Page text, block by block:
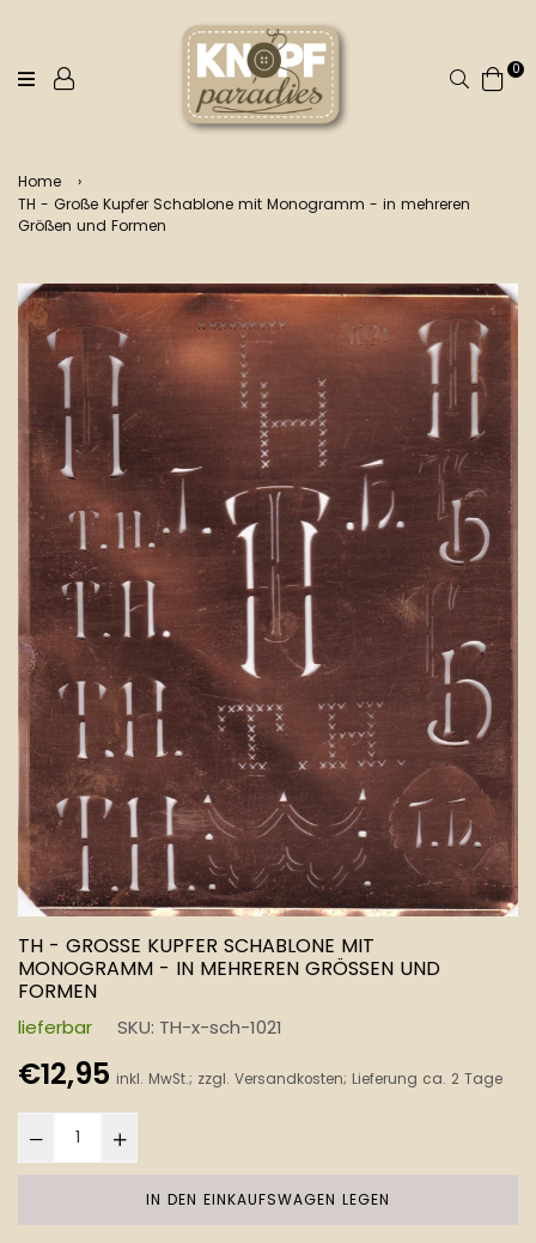
Suchen
0
Home
›
TH - Große Kupfer Schablone mit Monogramm - in mehreren
Größen und Formen
TH - GROSSE KUPFER SCHABLONE MIT M
ONOGRAMM - IN MEHREREN GRÖSSEN UND FO
RMEN
lieferbar SKU: TH-x-sch-1021
Normaler
€12,95 inkl. MwSt.; zzgl. Versandkosten; Lieferung ca. 2 Tage
IN DEN EINKAUFSWAGEN LEGEN